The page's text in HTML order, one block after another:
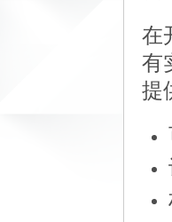
在
有
提